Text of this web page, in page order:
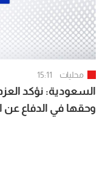
محليات 15:11
السعودية: نؤكد
وحقها في الدفاع